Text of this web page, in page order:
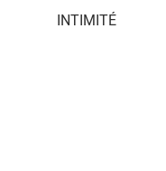
INTIMITÉ